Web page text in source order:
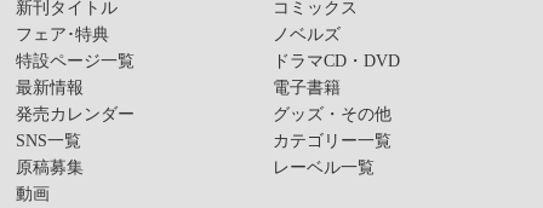
新刊タイトル
フェア･特典
特設ページ一覧
最新情報
発売カレンダー
SNS一覧
原稿募集
動画
コミックス
ノベルズ
ドラマCD・DVD
電子書籍
グッズ・その他
カテゴリー一覧
レーベル一覧